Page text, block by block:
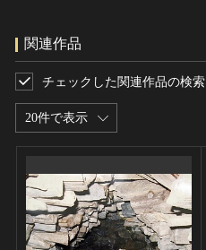
関連作品
20件で表示
チェックした関連作品の検索